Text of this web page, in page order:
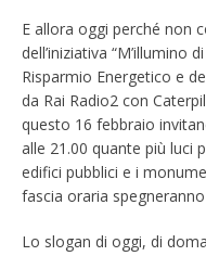
E allora oggi perché non
dell’iniziativa “M’illumino
Risparmio Energetico e
da Rai Radio2 con
questo 16 febbraio
alle 21.00 quante più luci
edifici pubblici e i
fascia oraria
Lo slogan di oggi, di